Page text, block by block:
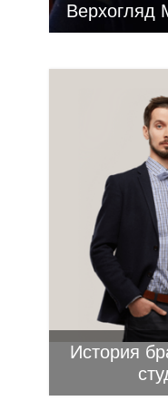
Верхогляд
История